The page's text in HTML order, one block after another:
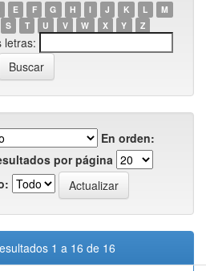
E F G H I J K L
M
S T U V W X Y Z
letras:
En orden:
por página
1 a 16 de 16